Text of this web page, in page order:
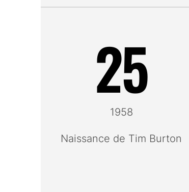
25
1958
Naissance de Tim Burton